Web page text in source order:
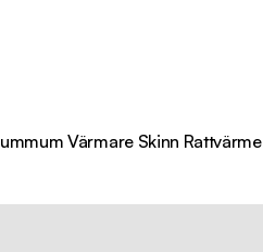
Värmare Skinn Rattvärme